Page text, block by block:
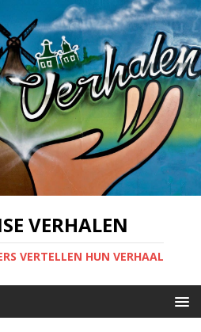
VERHALEN
VERTELLEN HUN VERHAAL